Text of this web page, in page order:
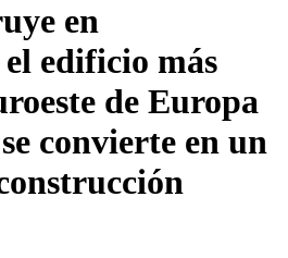
en
edificio más
de Europa
convierte en un